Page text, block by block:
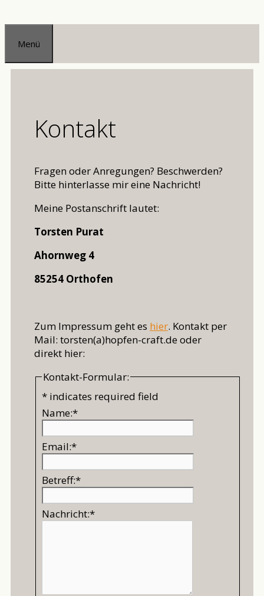
Zum
Inhalt
springen
Menü
Kontakt
Fragen oder Anregungen? Beschwerden?
Bitte hinterlasse mir eine Nachricht!
Meine Postanschrift lautet:
Torsten Purat
Ahornweg 4
85254 Orthofen
Zum Impressum geht es hier. Kontakt per
Mail: torsten(a)hopfen-craft.de oder
direkt hier:
Kontakt-Formular:
* indicates required field
Name:*
Email:*
Betreff:*
Nachricht:*